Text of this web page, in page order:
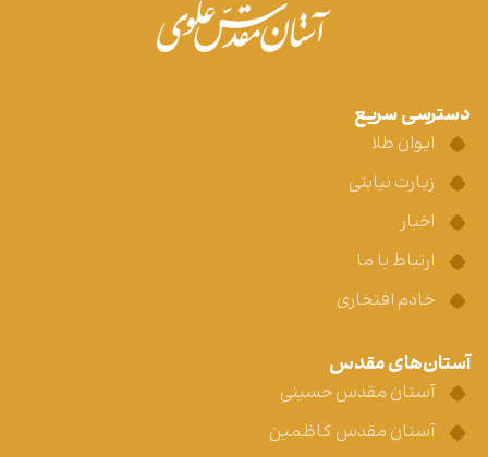
دسترسی سریع
ایوان طلا
زیارت نیابتی
اخبار
ارتباط با ما
خادم افتخاری
آستان‌های مقدس
آستان مقدس حسینی
آستان مقدس کاظمین